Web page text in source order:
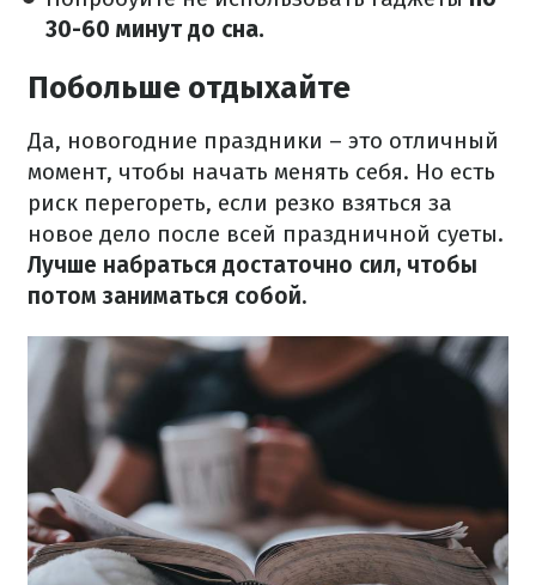
30-60 минут до сна.​
Побольше отдыхайте
Да, новогодние праздники – это отличный
момент, чтобы начать менять себя. Но есть
риск перегореть, если резко взяться за
новое дело после всей праздничной суеты.
Лучше набраться достаточно сил, чтобы
потом заниматься собой.​